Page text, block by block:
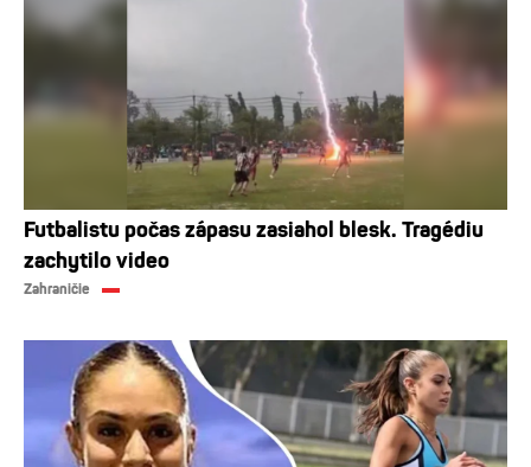
Futbalistu počas zápasu zasiahol blesk. Tragédiu
zachytilo video
Zahraničie